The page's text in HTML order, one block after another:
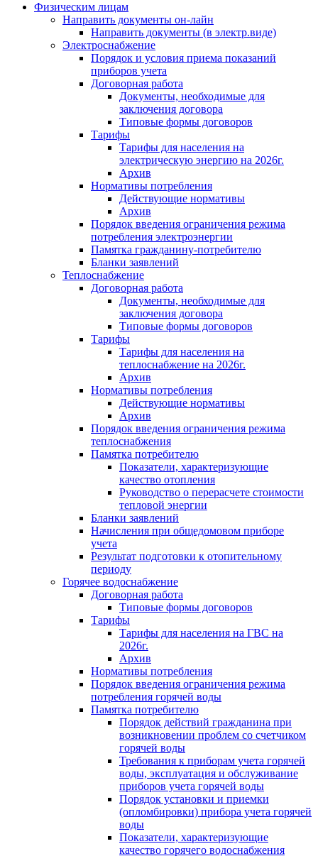
Физическим лицам
Направить документы он-лайн
Направить документы (в электр.виде)
Электроснабжение
Порядок и условия приема показаний
приборов учета
Договорная работа
Документы, необходимые для
заключения договора
Типовые формы договоров
Тарифы
Тарифы для населения на
электрическую энергию на 2026г.
Архив
Нормативы потребления
Действующие нормативы
Архив
Порядок введения ограничения режима
потребления электроэнергии
Памятка гражданину-потребителю
Бланки заявлений
Теплоснабжение
Договорная работа
Документы, необходимые для
заключения договора
Типовые формы договоров
Тарифы
Тарифы для населения на
теплоснабжение на 2026г.
Архив
Нормативы потребления
Действующие нормативы
Архив
Порядок введения ограничения режима
теплоснабжения
Памятка потребителю
Показатели, характеризующие
качество отопления
Руководство о перерасчете стоимости
тепловой энергии
Бланки заявлений
Начисления при общедомовом приборе
учета
Результат подготовки к отопительному
периоду
Горячее водоснабжение
Договорная работа
Типовые формы договоров
Тарифы
Тарифы для населения на ГВС на
2026г.
Архив
Нормативы потребления
Порядок введения ограничения режима
потребления горячей воды
Памятка потребителю
Порядок действий гражданина при
возникновении проблем со счетчиком
горячей воды
Требования к приборам учета горячей
воды, эксплуатация и обслуживание
приборов учета горячей воды
Порядок установки и приемки
(опломбировки) прибора учета горячей
воды
Показатели, характеризующие
качество горячего водоснабжения